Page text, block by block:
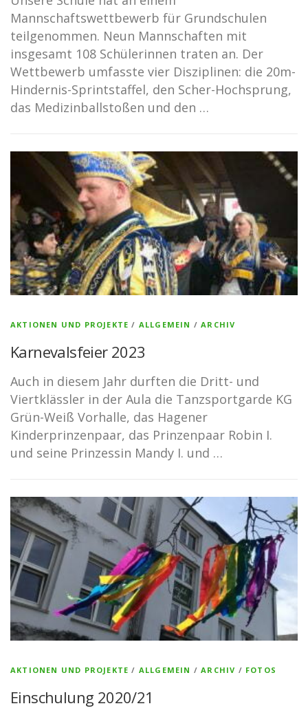
Mannschaftswettbewerb für Grundschulen
teilgenommen. Neun Mannschaften mit
insgesamt 108 Schülerinnen traten an. Der
Wettbewerb umfasste vier Disziplinen: die 20m-
Hindernis-Sprintstaffel, den Scher-Hochsprung,
das Medizinballstoßen und den …
AKTIONEN UND PROJEKTE / ALLGEMEIN /ARCHIV
Karnevalsfeier 2023
Auch in diesem Jahr durften die Dritt- und
Viertklässler in der Aula die Tanzsportgarde KG
Grün-Weiß Vorhalle, das Hagener
Kinderprinzenpaar, das Prinzenpaar Robin I.
und seine Prinzessin Mandy I. und …
AKTIONEN UND PROJEKTE / ALLGEMEIN /ARCHIV / FOTOS
Einschulung 2020/21